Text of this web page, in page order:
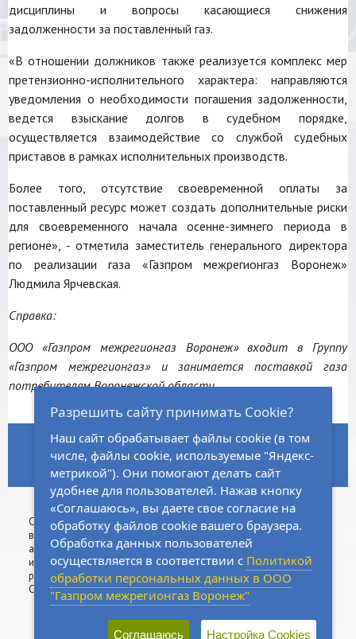
дисциплины и вопросы касающиеся снижения
задолженности за поставленный газ.
«В отношении должников также реализуется комплекс мер
претензионно-исполнительного характера: направляются
уведомления о необходимости погашения задолженности,
ведется взыскание долгов в судебном порядке,
осуществляется взаимодействие со службой судебных
приставов в рамках исполнительных производств.
Более того, отсутствие своевременной оплаты за
поставленный ресурс может создать дополнительные риски
для своевременного начала осенне-зимнего периода в
регионе», - отметила заместитель генерального директора
по реализации газа «Газпром межрегионгаз Воронеж»
Людмила Ярчевская.
Справка:
ООО «Газпром межрегионгаз Воронеж» входит в Группу
«Газпром межрегионгаз» и занимается поставкой газа
потребителям Воронежской области.
ГЛАВНАЯ НОРМАТИВНО-ПРАВОВАЯ БАЗА ЗАКУПКИ
КАРТА САЙТА ВАКАНСИИ КОНТАКТЫ
Сделано
в
агентстве
интернет-
рекламы
CoffeeStudio
Физическим
лицам
Юридическим
лицам
Сall-центр:8 (800) 533-74-76
8 (473) 202-03-19
Разрешить сайту принимать Cookie?
Наш сайт обрабатывает файлы cookie (в том
числе, файлы cookie, используемые "Яндекс-
метрикой"). Они помогают делать сайт
удобнее для пользователей. Нажав кнопку
«Соглашаюсь», вы даете свое согласие на
обработку файлов cookie вашего браузера.
Обработка данных пользователей
осуществляется в соответствии с Политикой
обработки персональных данных в ООО
"Газпром межрегионгаз Воронеж"
Соглашаюсь Настройка Cookies